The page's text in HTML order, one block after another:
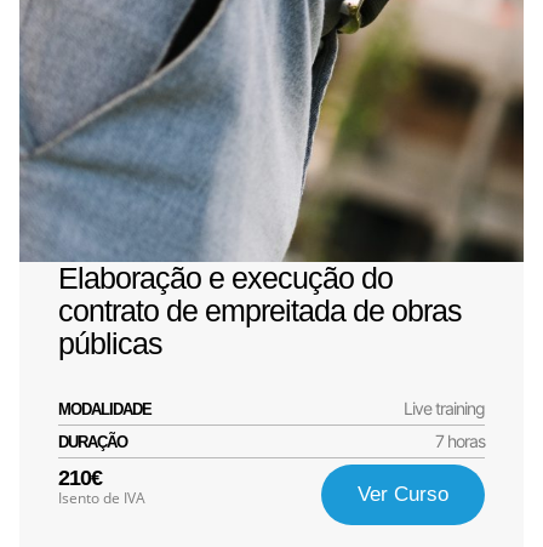
Elaboração e execução do
contrato de empreitada de obras
públicas
MODALIDADE Live training
DURAÇÃO 7 horas
210€
Isento de IVA Ver Curso